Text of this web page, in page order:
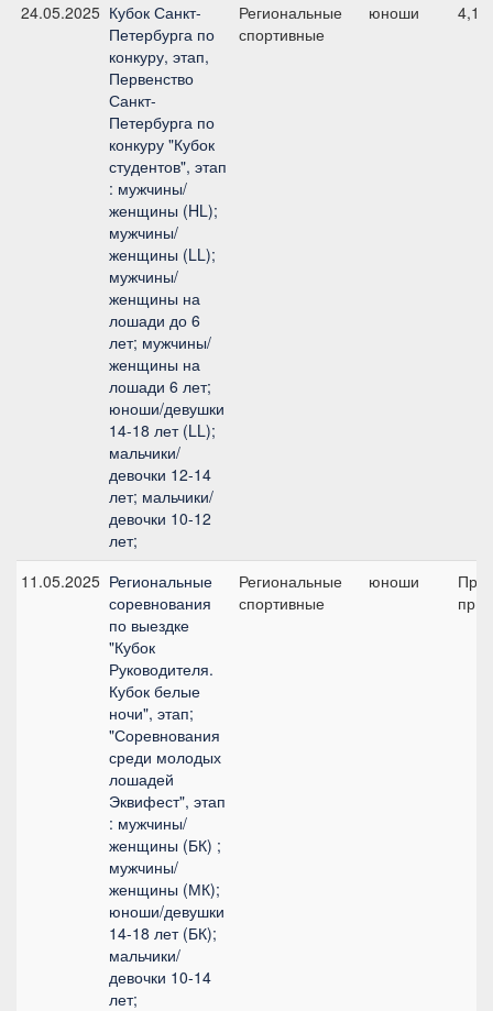
24.05.2025 Кубок Санкт-
Петербурга по
конкуру, этап,
Первенство
Санкт-
Петербурга по
конкуру "Кубок
студентов", этап
: мужчины/
женщины (HL);
мужчины/
женщины (LL);
мужчины/
женщины на
лошади до 6
лет; мужчины/
женщины на
лошади 6 лет;
юноши/девушки
14-18 лет (LL);
мальчики/
девочки 12-14
лет; мальчики/
девочки 10-12
лет;
Региональные
спортивные
юноши 4,1,
11.05.2025 Региональные
соревнования
по выездке
"Кубок
Руководителя.
Кубок белые
ночи", этап;
"Соревнования
среди молодых
лошадей
Эквифест", этап
: мужчины/
женщины (БК) ;
мужчины/
женщины (МК);
юноши/девушки
14-18 лет (БК);
мальчики/
девочки 10-14
лет;
Региональные
спортивные
юноши